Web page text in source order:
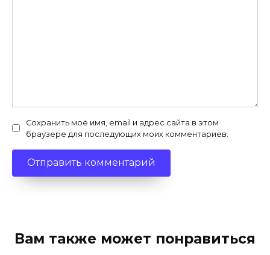
Сохранить моё имя, email и адрес сайта в этом
браузере для последующих моих комментариев.
Вам также может понравиться